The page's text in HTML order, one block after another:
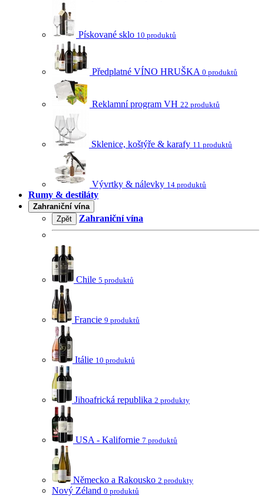
Pískované sklo 10 produktů
Předplatné VÍNO HRUŠKA 0 produktů
Reklamní program VH 22 produktů
Sklenice, koštýře & karafy 11 produktů
Vývrtky & nálevky 14 produktů
Rumy & destiláty
Zahraniční vína
Zpět
Zahraniční vína
Chile 5 produktů
Francie 9 produktů
Itálie 10 produktů
Jihoafrická republika 2 produkty
USA - Kalifornie 7 produktů
Německo a Rakousko 2 produkty
Nový Zéland 0 produktů